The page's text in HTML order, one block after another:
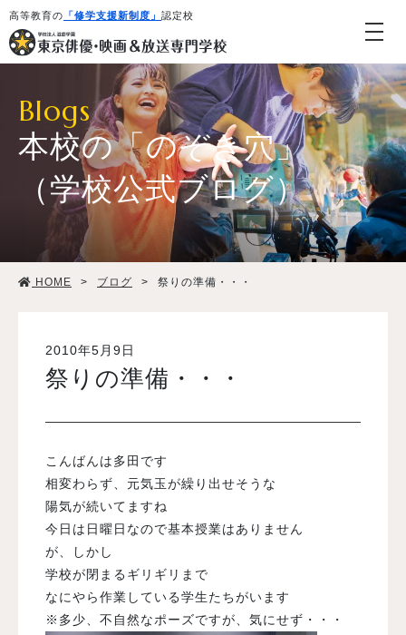
高等教育の 「修学支援新制度」 認定校
学校紹介・教育システム
学生生活
入試案内
学校情報
オープンキャンパス
訪問者別メニュー
Blogs
本校の「のぞき穴」
（学校公式ブログ）
HOME > ブログ > 祭りの準備・・・
2010年5月9日
祭りの準備・・・
こんばんは多田です
相変わらず、元気玉が繰り出せそうな
陽気が続いてますね
今日は日曜日なので基本授業はありません
が、しかし
学校が閉まるギリギリまで
なにやら作業している学生たちがいます
※多少、不自然なポーズですが、気にせず・・・